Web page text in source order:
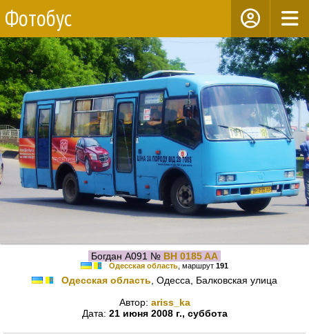
Фотобус
Богдан А091 № BH 0185 AA
Одесская область , маршрут 191
Одесская область , Одесса, Балковская улица
Автор: ariss_ka
Дата: 21 июня 2008 г., суббота